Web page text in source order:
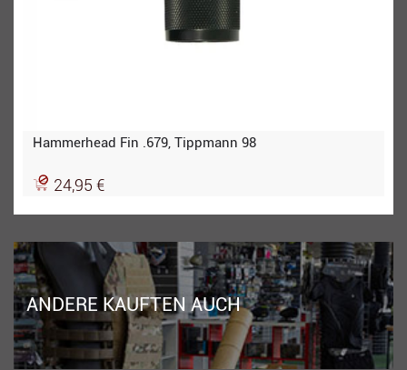
Hammerhead Fin .679, Tippmann 98
24,95 €
ANDERE KAUFTEN AUCH